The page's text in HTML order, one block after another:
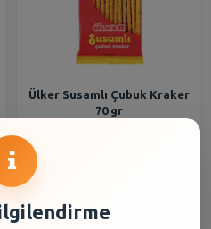
Ülker Susamlı Çubuk Kraker
70 gr